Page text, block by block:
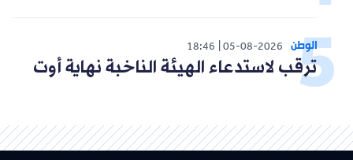
الوطن 05-08-2026
18:46
ترقب لاستدعاء الهيئة الناخبة نهاية أوت